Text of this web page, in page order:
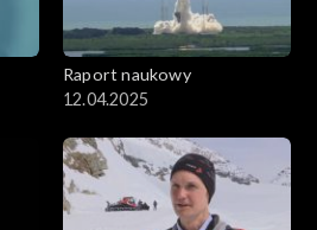
Raport naukowy
12.04.2025